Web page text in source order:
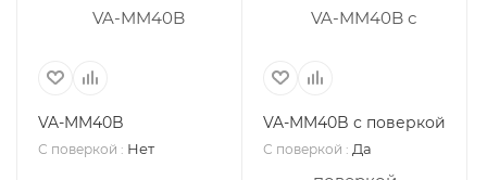
VA-MM40B
С поверкой : Нет
VA-MM40B с поверкой
С поверкой : Да